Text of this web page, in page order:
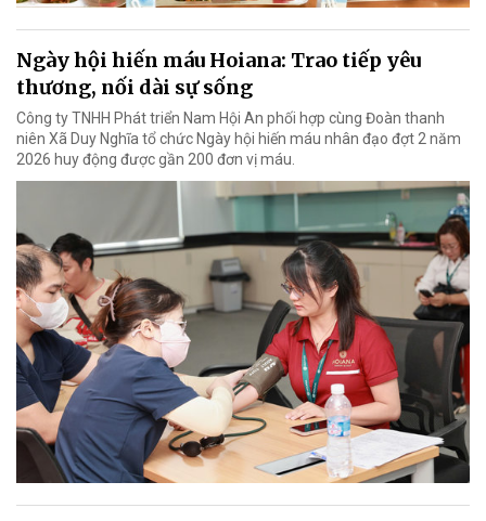
Ngày hội hiến máu Hoiana: Trao tiếp yêu
thương, nối dài sự sống
Công ty TNHH Phát triển Nam Hội An phối hợp cùng Đoàn thanh
niên Xã Duy Nghĩa tổ chức Ngày hội hiến máu nhân đạo đợt 2 năm
2026 huy động được gần 200 đơn vị máu.